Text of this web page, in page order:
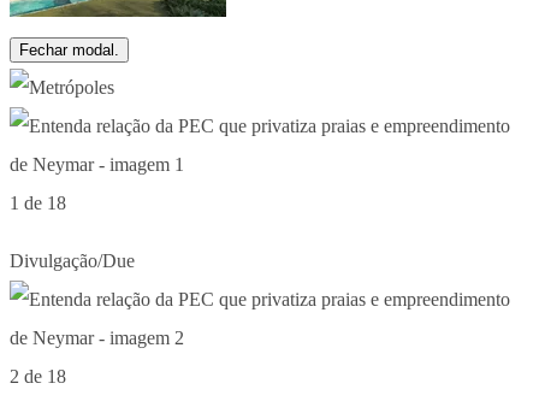
Fechar modal.
1 de 18
Divulgação/Due
2 de 18